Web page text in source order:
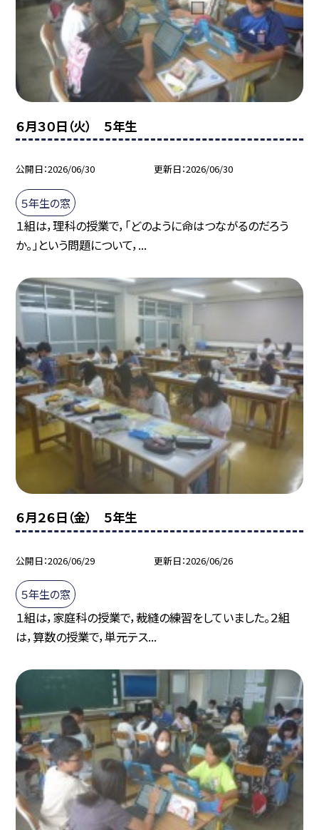
６月３０日（火） ５年生
公開日 2026/06/30 更新日 2026/06/30
５年生の窓
１組は，理科の授業で，「どのように命はつながるのだろう
か。」という問題について，...
６月２６日（金） ５年生
公開日 2026/06/29 更新日 2026/06/26
５年生の窓
１組は，家庭科の授業で，裁縫の練習をしていました。２組
は，算数の授業で，単元テス...